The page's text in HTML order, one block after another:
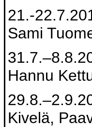
21.-
Sami
Hannu
Kivelä,